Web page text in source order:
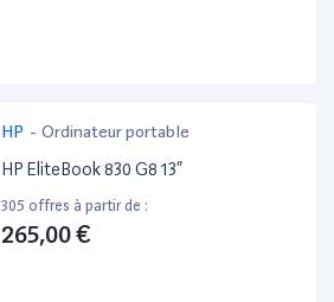
HP - Ordinateur portable
HP EliteBook 830 G8 13”
305 offres à partir de :
265,00 €